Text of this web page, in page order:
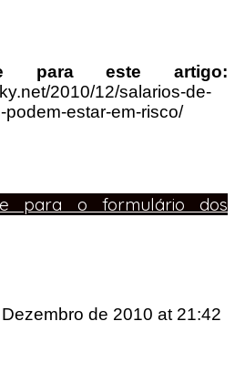
para este artigo:
2010/12/salarios-de-
estar-em-risco/
para o formulário dos
de 2010 at 21:42